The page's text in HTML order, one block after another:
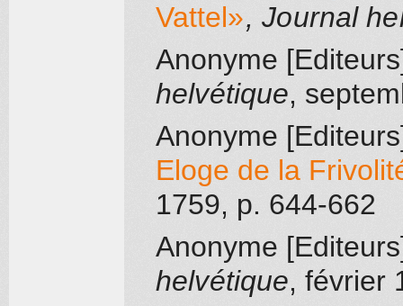
Vattel», Journal
Anonyme
helvétique,
Anonyme
Eloge de la
1759, p. 644-662
Anonyme
helvétique, février